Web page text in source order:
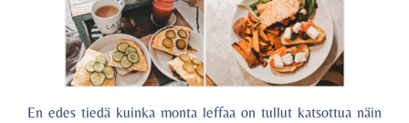
En edes tiedä kuinka monta leffaa on tullut katsottua näin